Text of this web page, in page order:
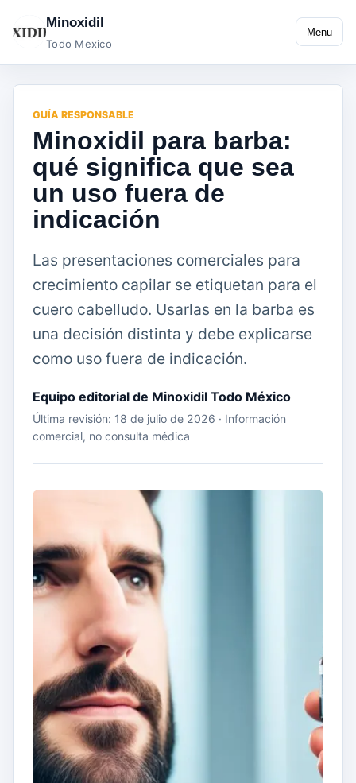
Minoxidil
Todo Mexico
Menu
GUÍA RESPONSABLE
Minoxidil para barba:
qué significa que sea
un uso fuera de
indicación
Las presentaciones comerciales para
crecimiento capilar se etiquetan para el
cuero cabelludo. Usarlas en la barba es
una decisión distinta y debe explicarse
como uso fuera de indicación.
Equipo editorial de Minoxidil Todo México
Última revisión: 18 de julio de 2026 · Información
comercial, no consulta médica